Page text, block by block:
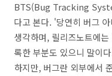
BTS(Bug Tracking
다고 본다. '당연히 버그
생각하며, 릴리즈노트에
록한 부분도 있으니 말이
하지만, 버그란 외부에서